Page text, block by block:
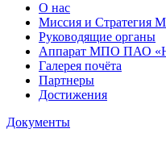
О нас
Миссия и Стратегия
Руководящие органы
Аппарат МПО ПАО
Галерея почёта
Партнеры
Достижения
Документы